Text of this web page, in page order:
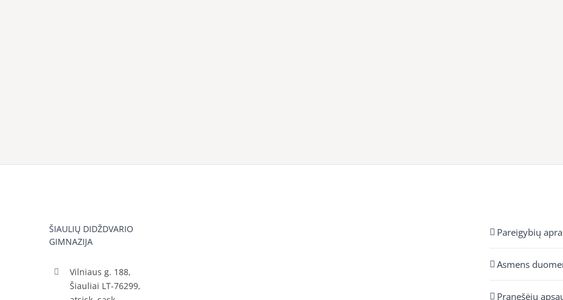
ŠIAULIŲ DIDŽDVARIO
GIMNAZIJA
Vilniaus g. 188,
Šiauliai LT-76299,
Pareigybių
Asmens
Pranešėjų